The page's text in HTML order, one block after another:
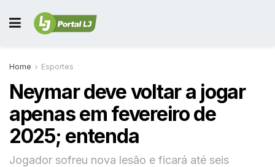
Home Esportes
Neymar deve voltar a jogar
apenas em fevereiro de
2025; entenda
Jogador sofreu nova lesão e ficará até seis